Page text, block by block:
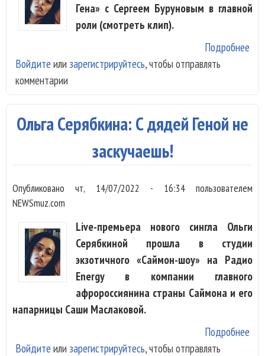
Гена» с Сергеем Буруновым в главной
роли (смотреть клип).
Подробнее
Войдите или зарегистрируйтесь, чтобы отправлять
комментарии
Ольга Серябкина: С дядей Геной не
заскучаешь!
Опубликованочт, 14/07/2022 - 16:34пользователем
NEWSmuz.com
Live-премьера нового сингла Ольги
Серябкиной прошла в студии
экзотичного «Саймон-шоу» на Радио
Energy в компании главного
афророссиянина страны Саймона и его
напарницы Саши Маслаковой.
Подробнее
Войдите или зарегистрируйтесь, чтобы отправлять